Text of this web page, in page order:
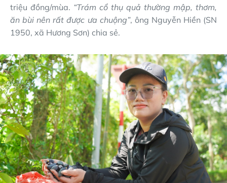
triệu đồng/mùa. “Trám cổ thụ quả thường mập, thơm,
ăn bùi nên rất được ưa chuộng”, ông Nguyễn Hiền (SN
1950, xã Hương Sơn) chia sẻ.